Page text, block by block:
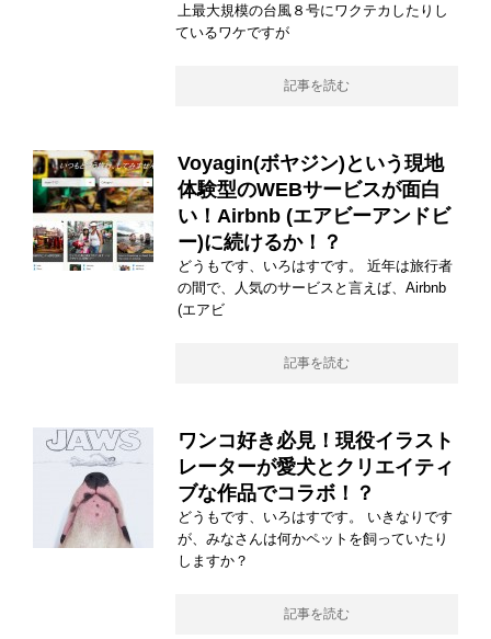
上最大規模の台風８号にワクテカしたりし
ているワケですが
記事を読む
Voyagin(ボヤジン)という現地
体験型のWEBサービスが面白
い！Airbnb (エアビーアンドビ
ー)に続けるか！？
どうもです、いろはすです。 近年は旅行者
の間で、人気のサービスと言えば、Airbnb
(エアビ
記事を読む
ワンコ好き必見！現役イラスト
レーターが愛犬とクリエイティ
ブな作品でコラボ！？
どうもです、いろはすです。 いきなりです
が、みなさんは何かペットを飼っていたり
しますか？
記事を読む